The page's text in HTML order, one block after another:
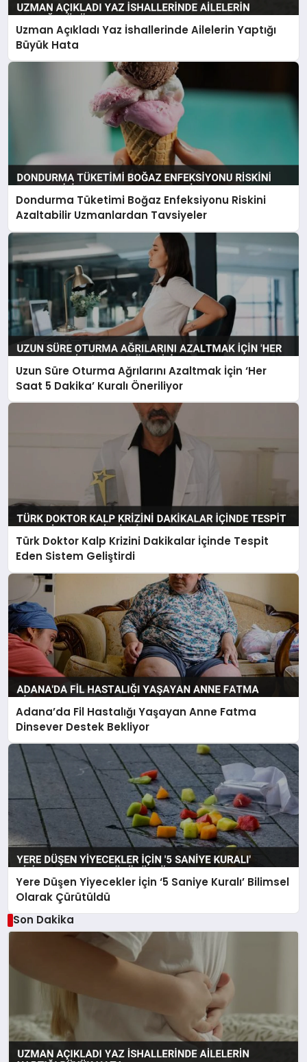
Uzman Açıkladı Yaz İshallerinde Ailelerin Yaptığı
Büyük Hata
Dondurma Tüketimi Boğaz Enfeksiyonu Riskini
Azaltabilir Uzmanlardan Tavsiyeler
Uzun Süre Oturma Ağrılarını Azaltmak İçin ‘Her
Saat 5 Dakika’ Kuralı Öneriliyor
Türk Doktor Kalp Krizini Dakikalar İçinde Tespit
Eden Sistem Geliştirdi
Adana’da Fil Hastalığı Yaşayan Anne Fatma
Dinsever Destek Bekliyor
Yere Düşen Yiyecekler İçin ‘5 Saniye Kuralı’ Bilimsel
Olarak Çürütüldü
Son Dakika